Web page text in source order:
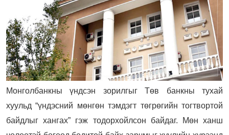
Монголбанкны үндсэн зорилгыг Төв банкны тухай
хуульд “үндэсний мөнгөн тэмдэгт төгрөгийн тогтвортой
байдлыг хангах” гэж тодорхойлсон байдаг. Мөн ханш